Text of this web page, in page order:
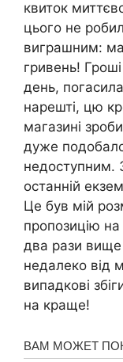
квиток
цього не
виграшним:
гривень!
день,
нарешті, цю
магазині
дуже
недоступним.
останній
Це був мій
пропозицію
два рази вище
недалеко від
випадкові
на краще!